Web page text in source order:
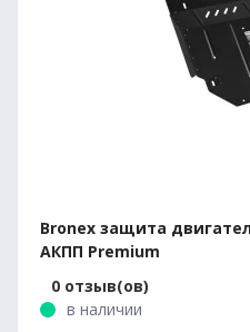
Bronex защита
АКПП Premium
0 отзыв(ов)
в наличии